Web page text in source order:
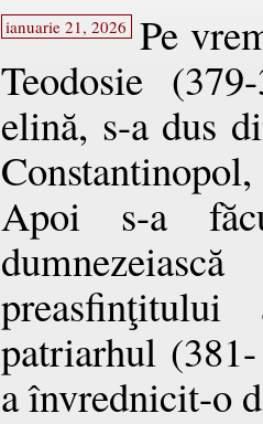
ianuarie 21, 2026
Pe
Teodosie
elină, s-a dus
Apoi s-a
preasfinţitului
patriarhul
a învrednicit-o